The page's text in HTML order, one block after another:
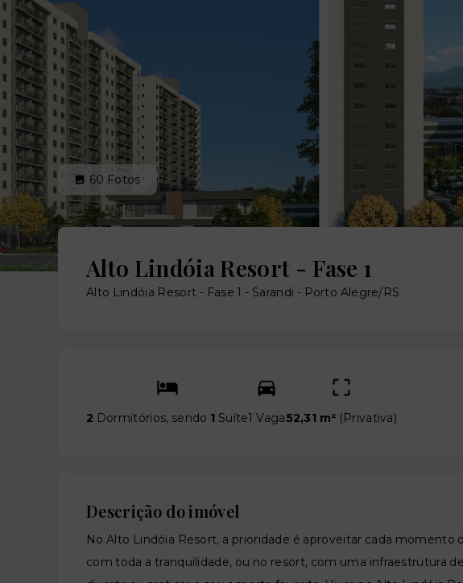
60 Fotos
Alto Lindóia Resort - Fase 1
Alto Lindóia Resort - Fase 1 - Sarandi - Porto Alegre/RS
2 Dormitórios, sendo 1 Suíte1 Vaga52,31 m² (Privativa)
Descrição do imóvel
No Alto Lindóia Resort, a prioridade é aproveitar cada momento
com toda a tranquilidade, ou no resort, com uma infraestrutura